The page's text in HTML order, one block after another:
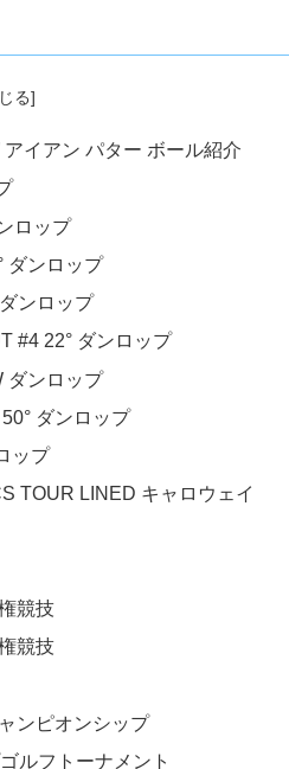
イアン パター ボール紹介
ロップ
ダンロップ
ンロップ
#4 22° ダンロップ
ダンロップ
ダンロップ
ップ
TOUR LINED キャロウェイ
競技
競技
ンピオンシップ
ルフトーナメント